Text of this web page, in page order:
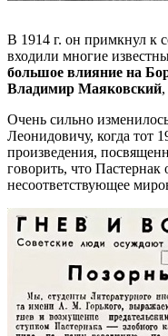
В 1914 г. он примкнул к
входили многие
большое влияние на
Владимир Маяковский
Очень сильно
Леонидовичу, когда тот
произведения,
говорить, что
несоответствующее